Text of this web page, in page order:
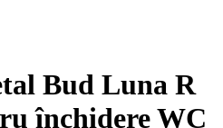
Bud Luna R
închidere WC